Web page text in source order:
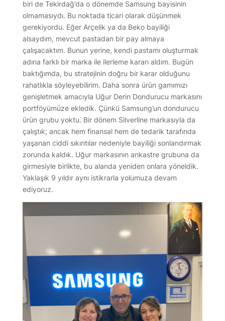
biri de Tekirdağ’da o dönemde Samsung bayisinin
olmamasıydı. Bu noktada ticari olarak düşünmek
gerekiyordu. Eğer Arçelik ya da Beko bayiliği
alsaydım, mevcut pastadan bir pay almaya
çalışacaktım. Bunun yerine, kendi pastamı oluşturmak
adına farklı bir marka ile ilerleme kararı aldım. Bugün
baktığımda, bu stratejinin doğru bir karar olduğunu
rahatlıkla söyleyebilirim. Daha sonra ürün gamımızı
genişletmek amacıyla Uğur Derin Dondurucu markasını
portföyümüze ekledik. Çünkü Samsung’un dondurucu
ürün grubu yoktu. Bir dönem Silverline markasıyla da
çalıştık; ancak hem finansal hem de tedarik tarafında
yaşanan ciddi sıkıntılar nedeniyle bayiliği sonlandırmak
zorunda kaldık. Uğur markasının ankastre grubuna da
girmesiyle birlikte, bu alanda yeniden onlara yöneldik.
Yaklaşık 9 yıldır aynı istikrarla yolumuza devam
ediyoruz.